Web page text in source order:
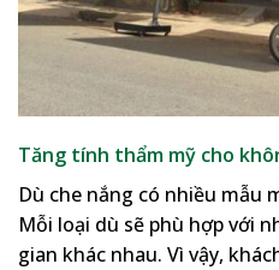
Tăng tính thẩm mỹ cho
Dù che nắng có nhiều mẫu
Mỗi loại dù sẽ phù hợp với
gian khác nhau. Vì vậy,